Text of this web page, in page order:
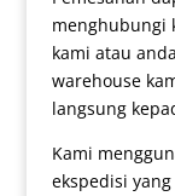
menghubungi
kami atau
warehouse
langsung
Kami
ekspedisi